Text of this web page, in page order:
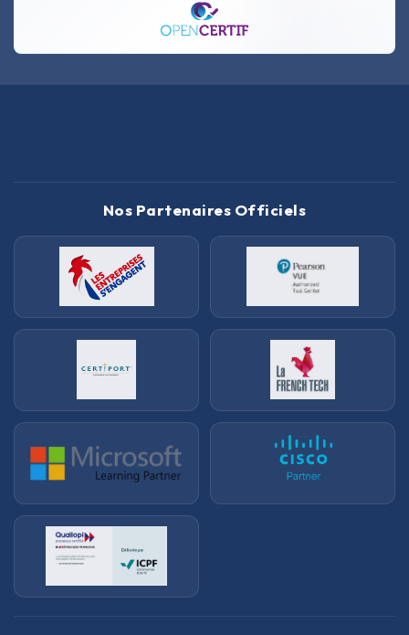
Nos Partenaires Officiels